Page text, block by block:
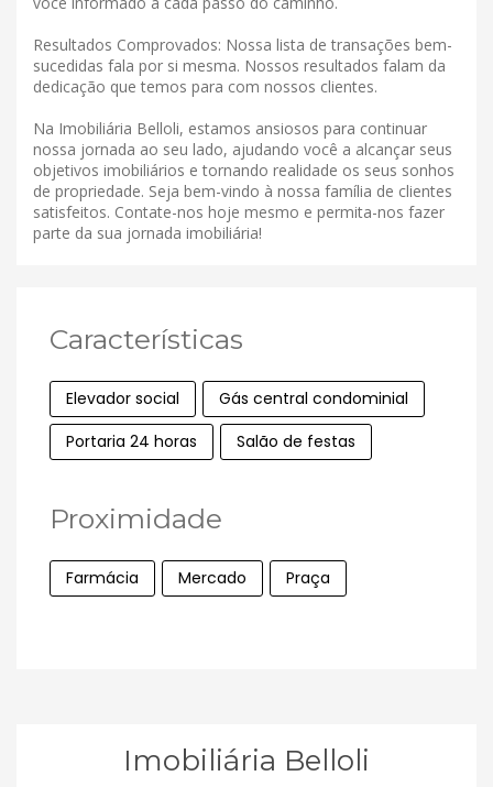
Resultados Comprovados: Nossa lista de transações bem-
sucedidas fala por si mesma. Nossos resultados falam da
dedicação que temos para com nossos clientes.
Na Imobiliária Belloli, estamos ansiosos para continuar
nossa jornada ao seu lado, ajudando você a alcançar seus
objetivos imobiliários e tornando realidade os seus sonhos
de propriedade. Seja bem-vindo à nossa família de clientes
satisfeitos. Contate-nos hoje mesmo e permita-nos fazer
parte da sua jornada imobiliária!
Características
Elevador social
Gás central condominial
Portaria 24 horas
Salão de festas
Proximidade
Farmácia Mercado Praça
Imobiliária Belloli